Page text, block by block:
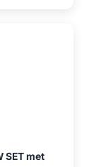
SET met